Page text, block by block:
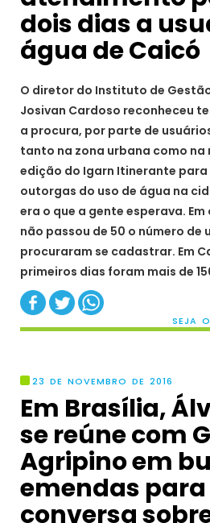
dois dias a
água de Caicó
O diretor do Instituto de Gestão
Josivan Cardoso reconheceu
a procura, por parte de
tanto na zona urbana como na
edição do Igarn Itinerante
outorgas do uso de água na
era o que a gente esperava.
não passou de 50 o número de
procuraram se cadastrar. Em
primeiros dias foram mais de
SEJA
23 DE NOVEMBRO DE 2016
Em Brasília,
se reúne com
Agripino em
emendas
conversa